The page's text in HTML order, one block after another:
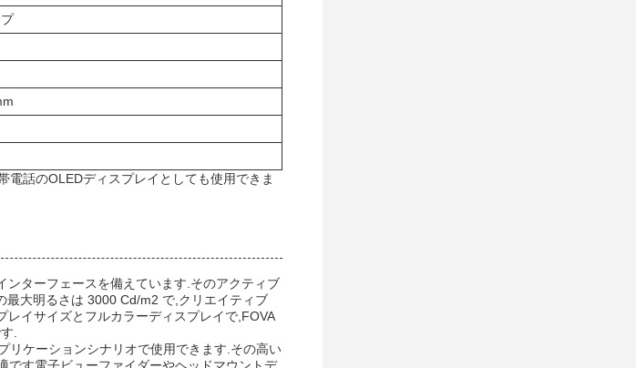
電話のOLEDディスプレイとしても使用できま
ンターフェースを備えています.そのアクティブ
大明るさは 3000 Cd/m2 で,クリエイティブ
イサイズとフルカラーディスプレイで,FOVA
.
リケーションシナリオで使用できます.その高い